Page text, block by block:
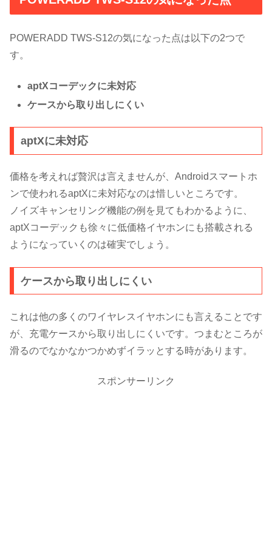
POWERADD TWS-S12の気になった点は以下の2つで
す。
aptXコーデックに未対応
ケースから取り出しにくい
aptXに未対応
価格を考えれば贅沢は言えませんが、Androidスマートホ
ンで使われるaptXに未対応なのは惜しいところです。
ノイズキャンセリング機能の例を見てもわかるように、
aptXコーデックも徐々に低価格イヤホンにも搭載される
ようになっていくのは確実でしょう。
ケースから取り出しにくい
これは他の多くのワイヤレスイヤホンにも言えることです
が、充電ケースから取り出しにくいです。つまむところが
滑るのでなかなかつかめずイラッとする時があります。
スポンサーリンク